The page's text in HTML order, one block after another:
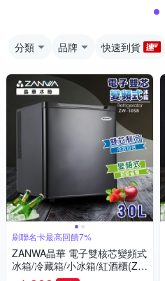
分類 品牌 快速到貨
刷聯名卡最高回饋7%
ZANWA晶華 電子雙核芯變頻式
冰箱/冷藏箱/小冰箱/紅酒櫃(ZW